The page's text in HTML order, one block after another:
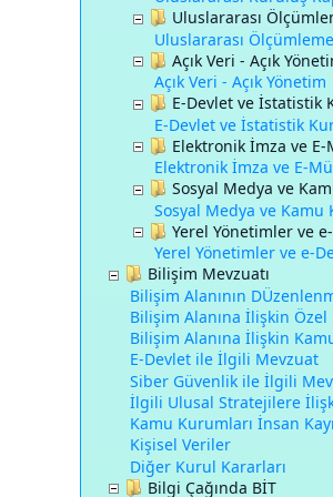
Uluslararası
Uluslararası
Açık Veri - Açık
Açık Veri - Açık Yönetim
E-Devlet ve İstatistik
E-Devlet ve İstatistik
Elektronik İmza ve
Elektronik İmza ve E-
Sosyal Medya ve
Sosyal Medya ve Kamu
Yerel Yönetimler ve
Yerel Yönetimler ve e-
Bilişim Mevzuatı
Bilişim Alanının
Bilişim Alanına İlişkin Özel
Bilişim Alanına İlişkin
E-Devlet ile İlgili Mevzuat
Siber Güvenlik ile İlgili
İlgili Ulusal Stratejilere
Kamu Kurumları İnsan
Kişisel Veriler
Diğer Kurul Kararları
Bilgi Çağında BİT